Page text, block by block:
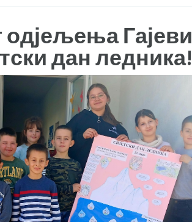
Гајеви
дан ледника!